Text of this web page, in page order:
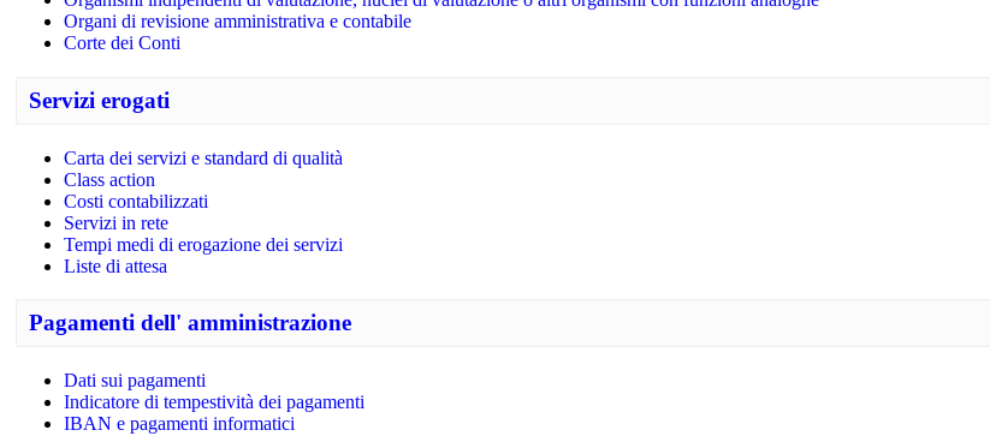
Organi di revisione amministrativa e contabile
Corte dei Conti
Servizi erogati
Carta dei servizi e standard di qualità
Class action
Costi contabilizzati
Servizi in rete
Tempi medi di erogazione dei servizi
Liste di attesa
Pagamenti dell' amministrazione
Dati sui pagamenti
Indicatore di tempestività dei pagamenti
IBAN e pagamenti informatici